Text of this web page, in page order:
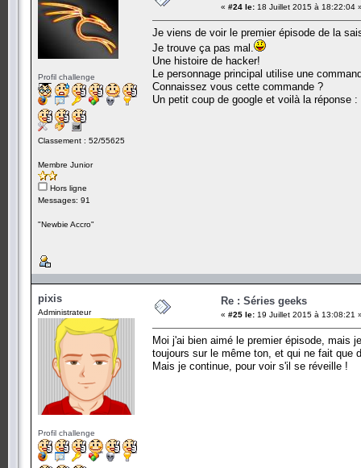
Profil challenge
Classement : 52/55625
Membre Junior
Hors ligne
Messages: 91
"Newbie Accro"
« #24 le: 18 Juillet 2015 à 18:22:04
Je viens de voir le premier épisode de la
Je trouve ça pas mal.
Une histoire de hacker!
Le personnage principal utilise une
Connaissez vous cette commande ?
Un petit coup de google et voilà la réponse :
pixis
Administrateur
Profil challenge
Re : Séries geeks
« #25 le: 19 Juillet 2015 à 13:08:21
Moi j'ai bien aimé le premier épisode, mais
toujours sur le même ton, et qui ne fait que
Mais je continue, pour voir s'il se réveille !